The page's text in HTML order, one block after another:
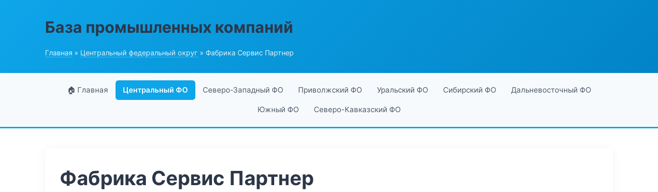
База промышленных компаний
Главная » Центральный федеральный округ » Фабрика Сервис Партнер
🏠 Главная Центральный ФО Северо-Западный ФО Приволжский ФО Уральский ФО Сибирский ФО Дальневосточный ФО
Южный ФО Северо-Кавказский ФО
Фабрика Сервис Партнер